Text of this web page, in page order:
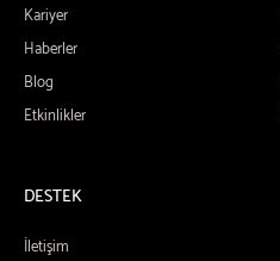
Kariyer
Haberler
Blog
Etkinlikler
DESTEK
İletişim